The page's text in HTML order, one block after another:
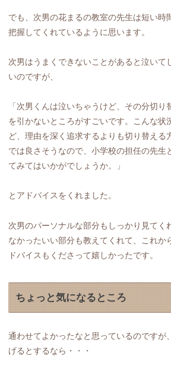
でも、次男の花まるの教室の先生は短い時
把握してくれているように思います。
次男はうまくできないことがあると泣いて
いのですが、
「次男くんは泣いちゃうけど、その分切
を引かないところがすごいです。こんな状
ど、理由を深く追求するよりも切り替える
では良さそうなので、小学校の担任の先生
てみてはいかがでしょうか。」
とアドバイスをくれました。
次男のパーソナルな部分もしっかり見てく
なかったいい部分も教えてくれて、これか
ドバイスもくださって嬉しかったです。
ちょっと気になるところ
通わせてよかったなと思っているのですが
げるとするなら・・・